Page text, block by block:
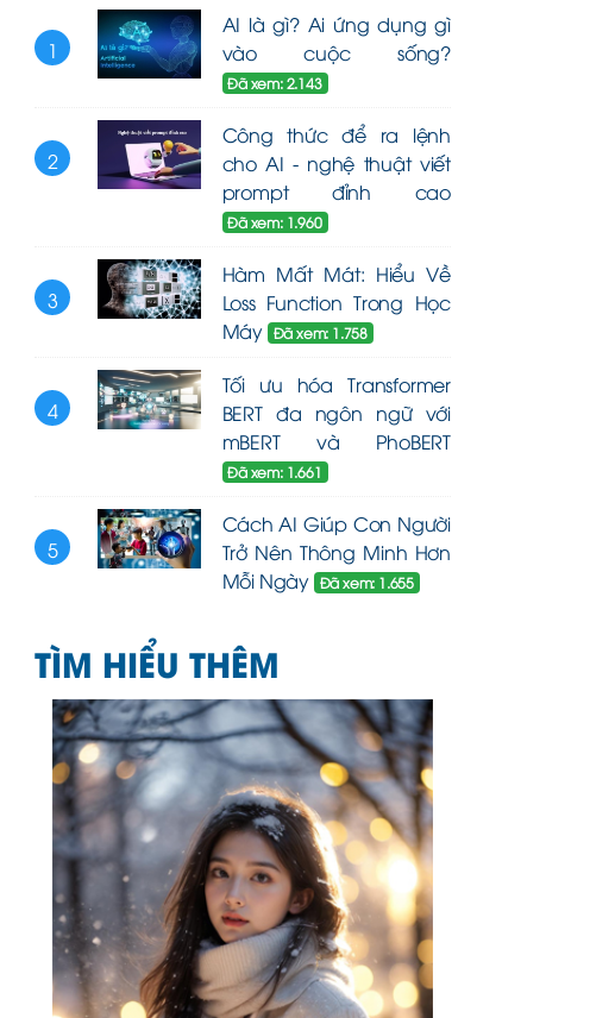
1
AI là gì? Ai ứng dụng gì
vào cuộc sống?
Đã xem: 2.143
2
Công thức để ra lệnh
cho AI - nghệ thuật viết
prompt đỉnh cao
Đã xem: 1.960
3
Hàm Mất Mát: Hiểu Về
Loss Function Trong Học
Máy Đã xem: 1.758
4
Tối ưu hóa Transformer
BERT đa ngôn ngữ với
mBERT và PhoBERT
Đã xem: 1.661
5
Cách AI Giúp Con Người
Trở Nên Thông Minh Hơn
Mỗi Ngày Đã xem: 1.655
TÌM HIỂU THÊM